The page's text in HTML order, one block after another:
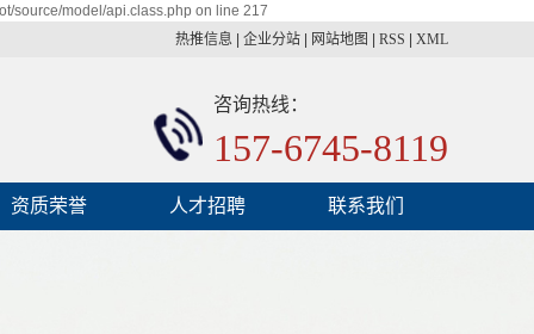
source/model/api.class.php on line 217
热推信息
企业分站 网站地图 RSS XML
咨询热线：
157-6745-8119
资质荣誉 人才招聘 联系我们